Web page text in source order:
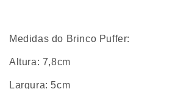
Medidas do Brinco Puffer:
Altura: 7,8cm
Largura: 5cm